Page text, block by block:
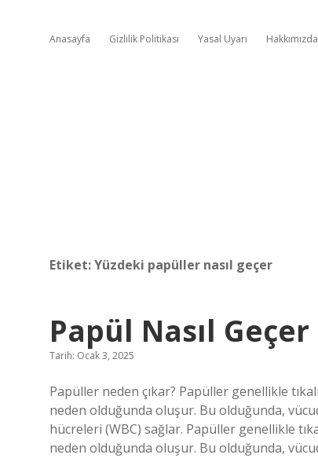
Anasayfa Gizlilik Politikası Yasal Uyarı Hakkımızda
Etiket:Yüzdeki papüller nasıl geçer
Papül Nasıl Geçer
Tarih: Ocak 3, 2025
Papüller neden çıkar? Papüller genellikle
neden olduğunda oluşur. Bu olduğunda,
hücreleri (WBC) sağlar. Papüller genellikle
neden olduğunda oluşur. Bu olduğunda,